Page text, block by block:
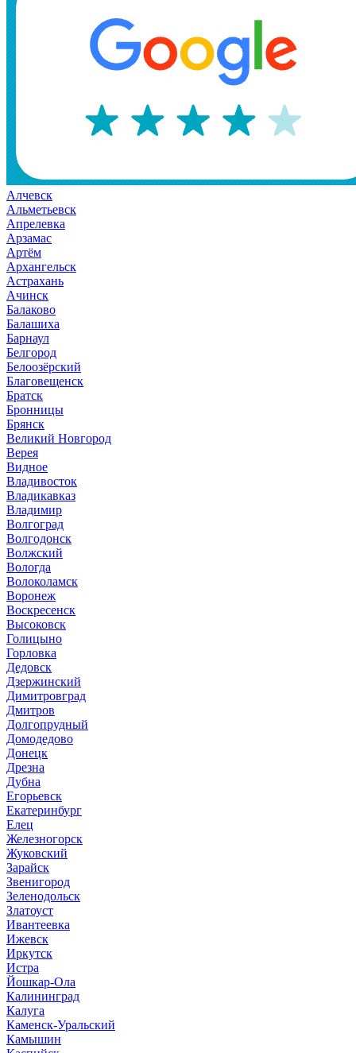
Алчевск
Альметьевск
Апрелевка
Арзамас
Артём
Архангельск
Астрахань
Ачинск
Балаково
Балашиха
Барнаул
Белгород
Белоозёрский
Благовещенск
Братск
Бронницы
Брянск
Великий Новгород
Верея
Видное
Владивосток
Владикавказ
Владимир
Волгоград
Волгодонск
Волжский
Вологда
Волоколамск
Воронеж
Воскресенск
Высоковск
Голицыно
Горловка
Дедовск
Дзержинский
Димитровград
Дмитров
Долгопрудный
Домодедово
Донецк
Дрезна
Дубна
Егорьевск
Екатеринбург
Елец
Железногорск
Жуковский
Зарайск
Звенигород
Зеленодольск
Златоуст
Ивантеевка
Ижевск
Иркутск
Истра
Йошкар-Ола
Калининград
Калуга
Каменск-Уральский
Камышин